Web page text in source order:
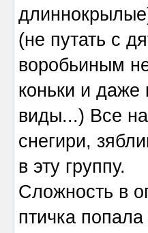
(не путать с
воробьиным
коньки и даже
виды...) Все
снегири,
в эту группу.
Сложность в
птичка